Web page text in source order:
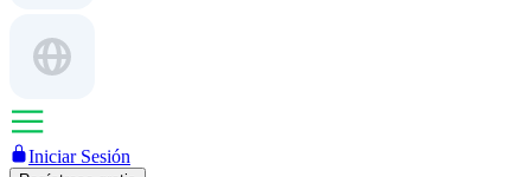
Iniciar Sesión